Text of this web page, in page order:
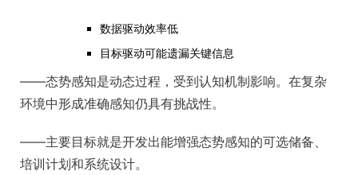
数据驱动效率低
目标驱动可能遗漏关键信息
——态势感知是动态过程，受到认知机制影响。在复杂
环境中形成准确感知仍具有挑战性。
——主要目标就是开发出能增强态势感知的可选储备、
培训计划和系统设计。